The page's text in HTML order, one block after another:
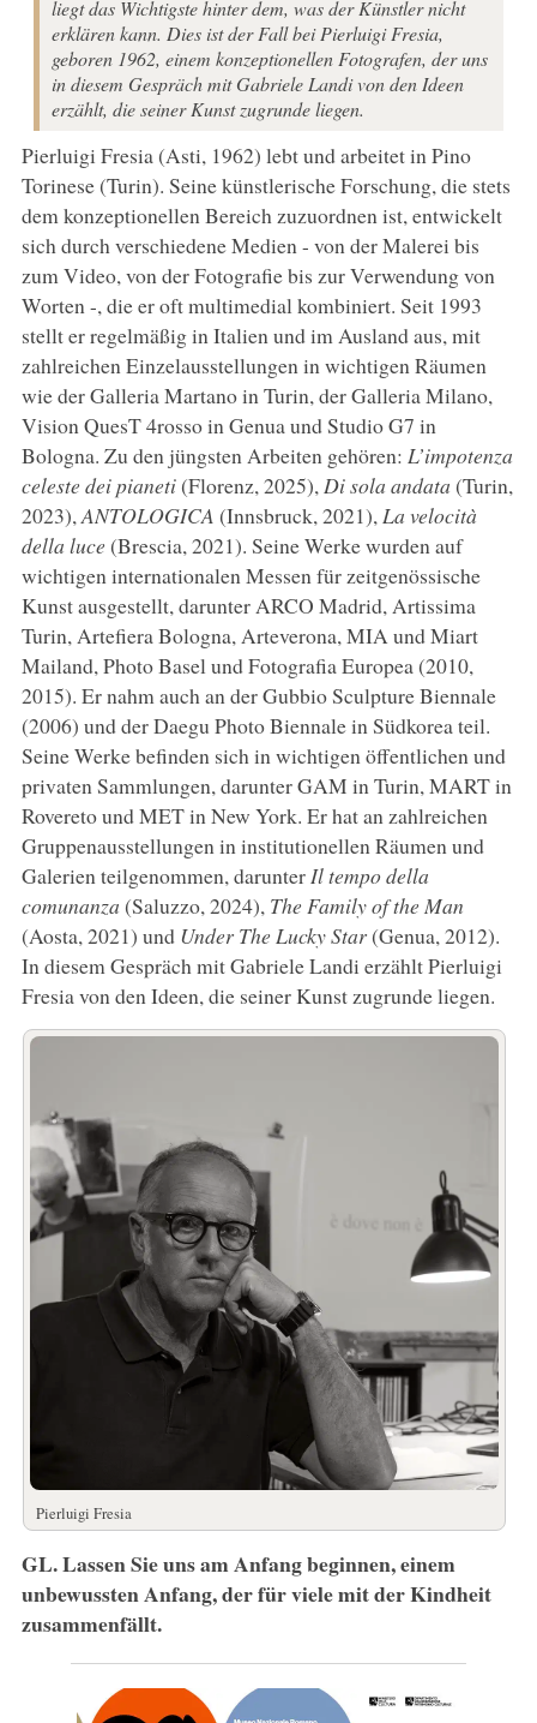
liegt das Wichtigste hinter dem, was der Künstler nicht
erklären kann. Dies ist der Fall bei Pierluigi Fresia,
geboren 1962, einem konzeptionellen Fotografen, der uns
in diesem Gespräch mit Gabriele Landi von den Ideen
erzählt, die seiner Kunst zugrunde liegen.
Pierluigi Fresia (Asti, 1962) lebt und arbeitet in Pino
Torinese (Turin). Seine künstlerische Forschung, die stets
dem konzeptionellen Bereich zuzuordnen ist, entwickelt
sich durch verschiedene Medien - von der Malerei bis
zum Video, von der Fotografie bis zur Verwendung von
Worten -, die er oft multimedial kombiniert. Seit 1993
stellt er regelmäßig in Italien und im Ausland aus, mit
zahlreichen Einzelausstellungen in wichtigen Räumen
wie der Galleria Martano in Turin, der Galleria Milano,
Vision QuesT 4rosso in Genua und Studio G7 in
Bologna. Zu den jüngsten Arbeiten gehören: L’impotenza
celeste dei pianeti(Florenz, 2025), Di sola andata (Turin,
2023), ANTOLOGICA (Innsbruck, 2021), La velocità
della luce(Brescia, 2021). Seine Werke wurden auf
wichtigen internationalen Messen für zeitgenössische
Kunst ausgestellt, darunter ARCO Madrid, Artissima
Turin, Artefiera Bologna, Arteverona, MIA und Miart
Mailand, Photo Basel und Fotografia Europea (2010,
2015). Er nahm auch an der Gubbio Sculpture Biennale
(2006) und der Daegu Photo Biennale in Südkorea teil.
Seine Werke befinden sich in wichtigen öffentlichen und
privaten Sammlungen, darunter GAM in Turin, MART in
Rovereto und MET in New York. Er hat an zahlreichen
Gruppenausstellungen in institutionellen Räumen und
Galerien teilgenommen, darunter Il tempo della
comunanza (Saluzzo, 2024), The Family of the Man
(Aosta, 2021) und Under The Lucky Star(Genua, 2012).
In diesem Gespräch mit Gabriele Landi erzählt Pierluigi
Fresia von den Ideen, die seiner Kunst zugrunde liegen.
Pierluigi Fresia
GL. Lassen Sie uns am Anfang beginnen, einem
unbewussten Anfang, der für viele mit der Kindheit
zusammenfällt.